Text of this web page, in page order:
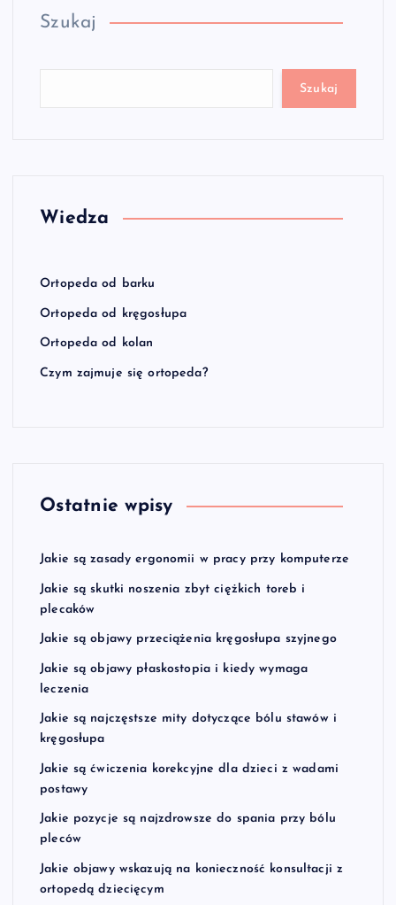
Szukaj
Szukaj
Wiedza
Ortopeda od barku
Ortopeda od kręgosłupa
Ortopeda od kolan
Czym zajmuje się ortopeda?
Ostatnie wpisy
Jakie są zasady ergonomii w pracy przy komputerze
Jakie są skutki noszenia zbyt ciężkich toreb i
plecaków
Jakie są objawy przeciążenia kręgosłupa szyjnego
Jakie są objawy płaskostopia i kiedy wymaga
leczenia
Jakie są najczęstsze mity dotyczące bólu stawów i
kręgosłupa
Jakie są ćwiczenia korekcyjne dla dzieci z wadami
postawy
Jakie pozycje są najzdrowsze do spania przy bólu
pleców
Jakie objawy wskazują na konieczność konsultacji z
ortopedą dziecięcym